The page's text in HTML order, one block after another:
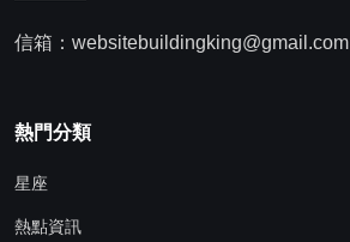
信箱：websitebuildingking@gmail.com
熱門分類
星座
熱點資訊